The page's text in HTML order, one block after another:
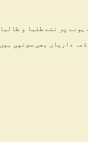
ہونے پر نئے طلبا و
داریاں بھی سونپی